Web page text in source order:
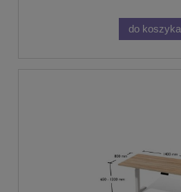
do koszyka